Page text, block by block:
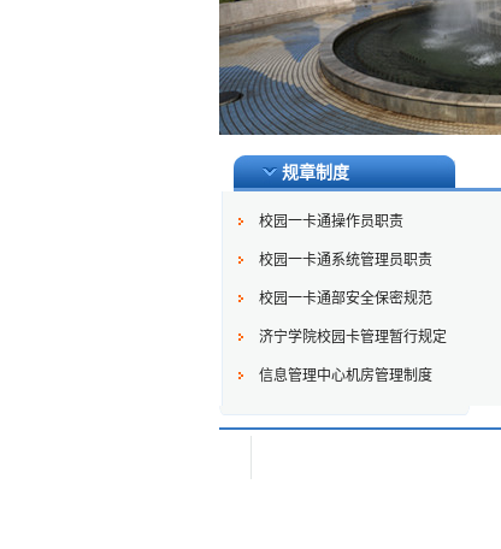
规章制度
校园一卡通操作员职责
校园一卡通系统管理员职责
校园一卡通部安全保密规范
济宁学院校园卡管理暂行规定
信息管理中心机房管理制度